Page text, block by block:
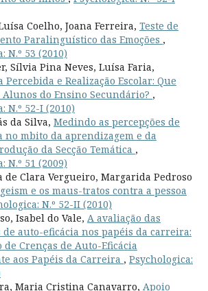
Coelho, Joana Ferreira, Teste de
Paralinguístico das Emoções ,
N.º 53 (2010)
Sílvia Pina Neves, Luísa Faria,
Percebida e Realização Escolar: Que
Alunos do Ensino Secundário? ,
N.º 52-I (2010)
da Silva, Medindo as percepções de
no mbito da aprendizagem e da
da Secção Temática ,
N.º 51 (2009)
de Clara Vergueiro, Margarida Pedroso
e os maus-tratos contra a pessoa
N.º 52-II (2010)
Isabel do Vale, A avaliação das
de auto-eficácia nos papéis da carreira:
Crenças de Auto-Eficácia
aos Papéis da Carreira , Psychologica:
Maria Cristina Canavarro, Apoio